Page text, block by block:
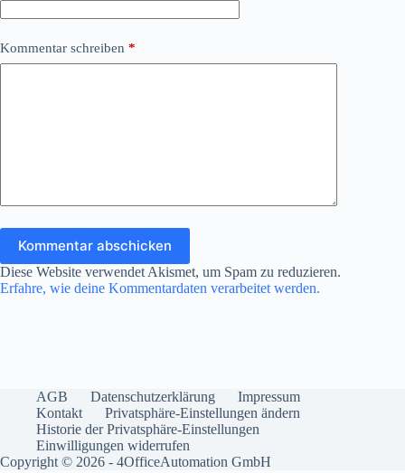
Kommentar schreiben *
Kommentar abschicken
Diese Website verwendet Akismet, um Spam zu reduzieren.
Erfahre, wie deine Kommentardaten verarbeitet werden.
AGB Datenschutzerklärung
Impressum
Kontakt
Privatsphäre-Einstellungen ändern
Historie der Privatsphäre-Einstellungen
Einwilligungen widerrufen
Copyright © 2026 - 4OfficeAutomation GmbH